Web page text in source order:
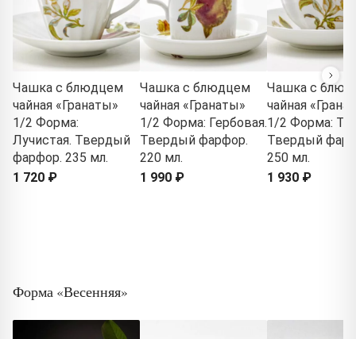
Чашка с блюдцем
чайная «Гранаты»
1/2 Форма:
Лучистая. Твердый
фарфор. 235 мл.
1 720 ₽
Чашка с блюдцем
чайная «Гранаты»
1/2 Форма: Гербовая.
Твердый фарфор.
220 мл.
1 990 ₽
Чашка с
чайная
1/2 Форма:
Твердый
250 мл.
1 930 ₽
Форма «Весенняя»